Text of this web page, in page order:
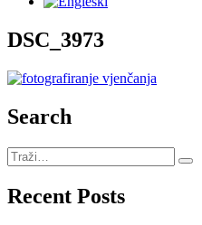
DSC_3973
Search
Recent Posts